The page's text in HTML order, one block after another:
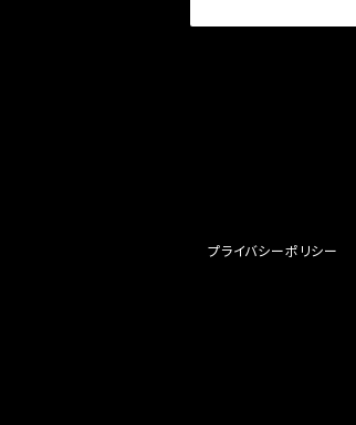
プライバシーポリシー